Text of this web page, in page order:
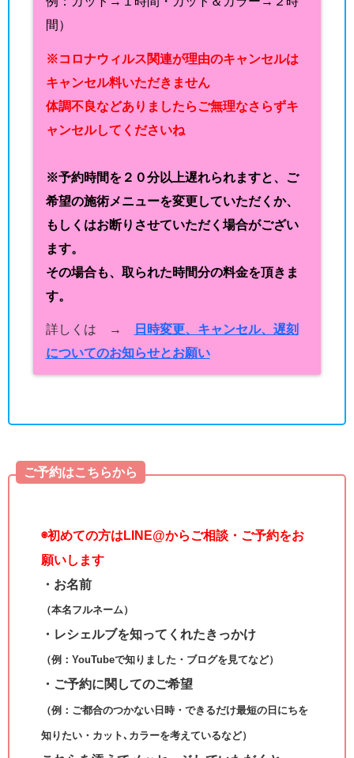
間）
※コロナウィルス関連が理由のキャンセルは
キャンセル料いただきません
体調不良などありましたらご無理なさらずキ
ャンセルしてくださいね
※予約時間を２０分以上遅れられますと、ご
希望の施術メニューを変更していただくか、
もしくはお断りさせていただく場合がござい
ます。
その場合も、取られた時間分の料金を頂きま
す。
詳しくは →
日時変更、キャンセル、遅刻
についてのお知らせとお願い
ご予約はこちらから
◉初めての方はLINE@からご相談・ご予約をお
願いします
・お名前
（本名フルネーム）
・レシェルブを知ってくれたきっかけ
（例：YouTubeで知りました・ブログを見てなど）
・ご予約に関してのご希望
（例：ご都合のつかない日時・できるだけ最短の日にちを
知りたい・カット､カラーを考えているなど）